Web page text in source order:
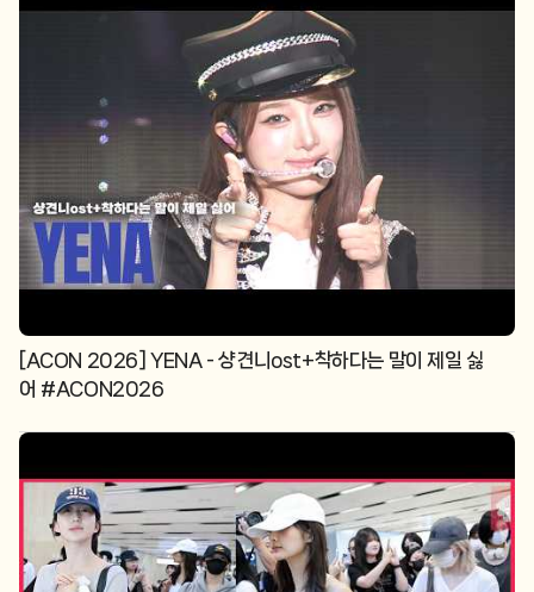
[ACON 2026] YENA - 샹견니ost+착하다는 말이 제일 싫
어 #ACON2026